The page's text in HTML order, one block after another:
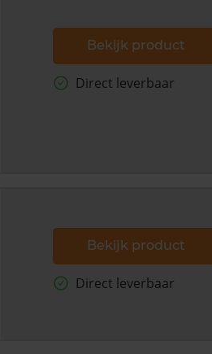
Bekijk product
Direct leverbaar
Bekijk product
Direct leverbaar